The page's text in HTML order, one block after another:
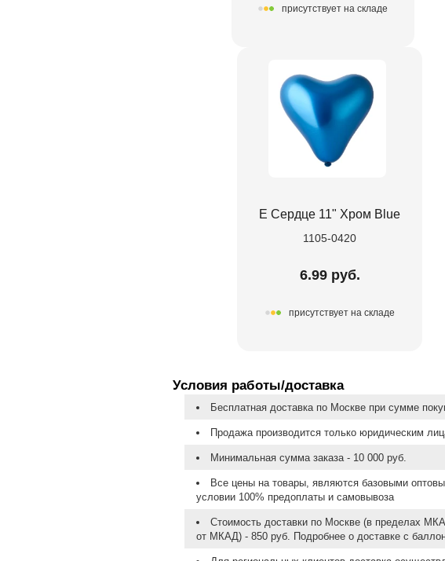
присутствует на складе
Е Сердце 11" Хром Blue
1105-0420
6.99 руб.
присутствует на складе
Условия работы/доставка
Бесплатная доставка по Москве при сумме
Продажа производится только юридическим
Минимальная сумма заказа - 10 000 руб.
Все цены на товары, являются базовыми
условии 100% предоплаты и самовывоза
Стоимость доставки по Москве (в пределах
от МКАД) - 850 руб. Подробнее о доставке с